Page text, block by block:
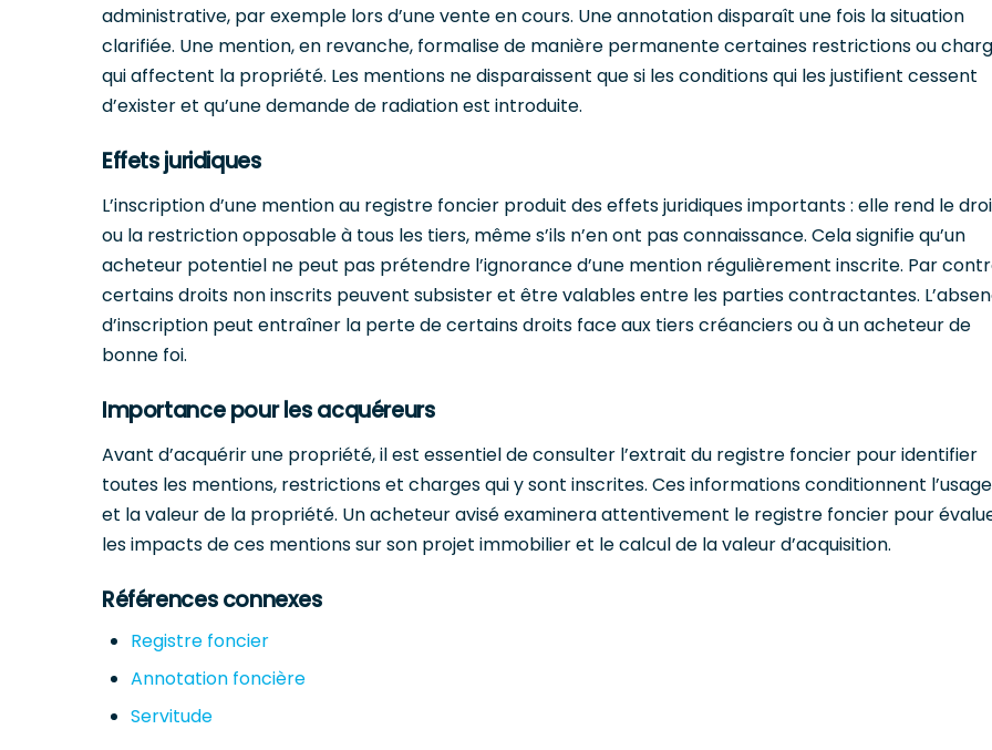
administrative, par exemple lors d’une vente en cours. Une annotation disparaît une fois la situation
clarifiée. Une mention, en revanche, formalise de manière permanente certaines restrictions ou
qui affectent la propriété. Les mentions ne disparaissent que si les conditions qui les justifient cessent
d’exister et qu’une demande de radiation est introduite.
Effets juridiques
L’inscription d’une mention au registre foncier produit des effets juridiques importants : elle rend le
ou la restriction opposable à tous les tiers, même s’ils n’en ont pas connaissance. Cela signifie qu’un
acheteur potentiel ne peut pas prétendre l’ignorance d’une mention régulièrement inscrite. Par
certains droits non inscrits peuvent subsister et être valables entre les parties contractantes.
d’inscription peut entraîner la perte de certains droits face aux tiers créanciers ou à un acheteur de
bonne foi.
Importance pour les acquéreurs
Avant d’acquérir une propriété, il est essentiel de consulter l’extrait du registre foncier pour identifier
toutes les mentions, restrictions et charges qui y sont inscrites. Ces informations conditionnent l’usage
et la valeur de la propriété. Un acheteur avisé examinera attentivement le registre foncier pour
les impacts de ces mentions sur son projet immobilier et le calcul de la valeur d’acquisition.
Références connexes
Registre foncier
Annotation foncière
Servitude